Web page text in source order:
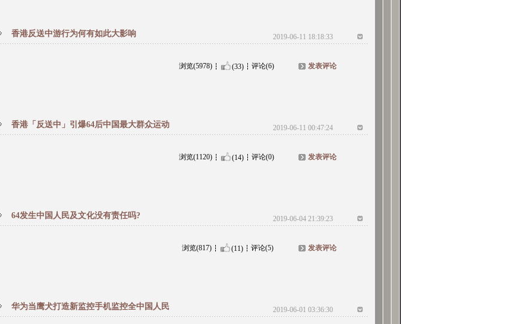
香港反送中游行为何有如此大影响 2019-06-11 18:18:33
浏览(5978) (33) 评论(6) 发表评论
香港「反送中」引爆64后中国最大群众运动 2019-06-11 00:47:24
浏览(1120) (14) 评论(0) 发表评论
64发生中国人民及文化没有责任吗? 2019-06-04 21:39:23
浏览(817) (11) 评论(5) 发表评论
华为当鹰犬打造新监控手机监控全中国人民 2019-06-01 03:36:30